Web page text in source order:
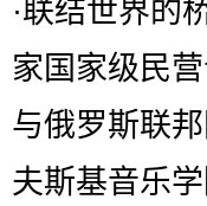
·联结世界的
家国家级民
与俄罗斯联
夫斯基音乐